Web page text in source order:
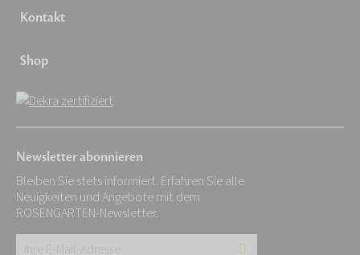
Kontakt
Shop
Newsletter abonnieren
Bleiben Sie stets informiert. Erfahren Sie alle
Neuigkeiten und Angebote mit dem
ROSENGARTEN-Newsletter.